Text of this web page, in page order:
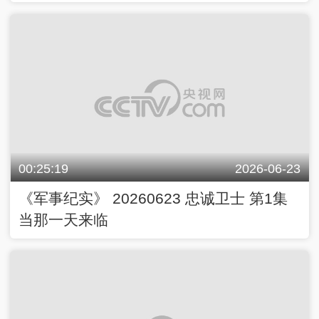
00:25:19 2026-06-23
《军事纪实》 20260623 忠诚卫士 第1集
当那一天来临